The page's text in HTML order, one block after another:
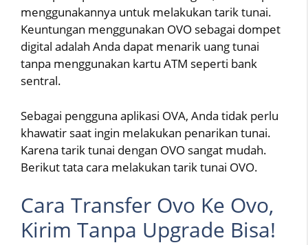
menggunakannya untuk melakukan tarik tunai.
Keuntungan menggunakan OVO sebagai dompet
digital adalah Anda dapat menarik uang tunai
tanpa menggunakan kartu ATM seperti bank
sentral.
Sebagai pengguna aplikasi OVA, Anda tidak perlu
khawatir saat ingin melakukan penarikan tunai.
Karena tarik tunai dengan OVO sangat mudah.
Berikut tata cara melakukan tarik tunai OVO.
Cara Transfer Ovo Ke Ovo,
Kirim Tanpa Upgrade Bisa!